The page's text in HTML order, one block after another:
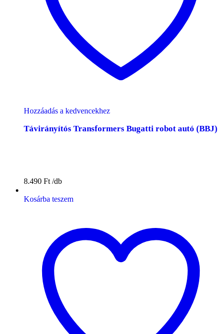
Hozzáadás a kedvencekhez
Távirányítós Transformers Bugatti robot autó (BBJ)
8.490 Ft
Kosárba teszem